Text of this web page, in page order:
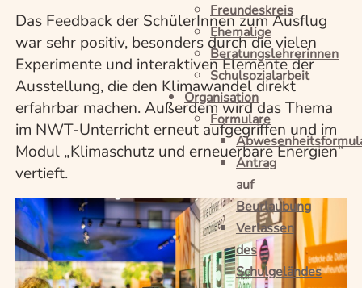
Freundeskreis
Ehemalige
Beratungslehrerinnen
Schulsozialarbeit
Organisation
Formulare
Antrag
auf
Beurlaubung
Verlassen
des
Schulgeländes
Das Feedback der SchülerInnen zum Ausflug
war sehr positiv, besonders durch die vielen
Experimente und interaktiven Elemente der
Ausstellung, die den Klimawandel direkt
erfahrbar machen. Außerdem wird das Thema
im NWT-Unterricht erneut aufgegriffen und im
Modul „Klimaschutz und erneuerbare Energien“
vertieft.